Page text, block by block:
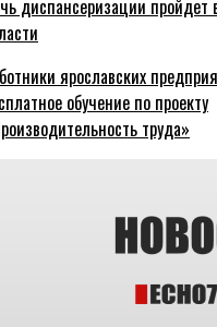
диспансеризации пройдет
ярославских
обучение по проекту
труда»